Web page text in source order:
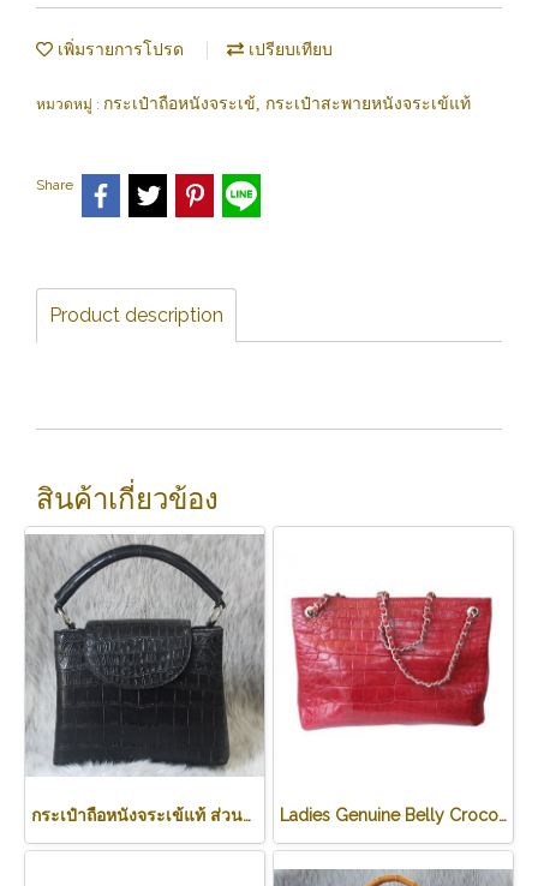
เพิ่มรายการโปรด เปรียบเทียบ
หมวดหมู่ : กระเป๋าถือหนังจระเข้, กระเป๋าสะพายหนังจระเข้แท้
Share
Product description
สินค้าเกี่ยวข้อง
กระเป๋าถือหนังจระเข้แท้ ส่วนท้อง สีดำ รหัส CRW0219H-BL Ladies Genuine Belly Crocodile Leather Shoulder Bag in Red Crocodile Skin #CRW213H